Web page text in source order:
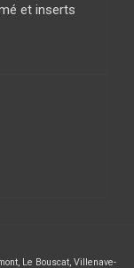
et inserts
, Le Bouscat, Villenave-